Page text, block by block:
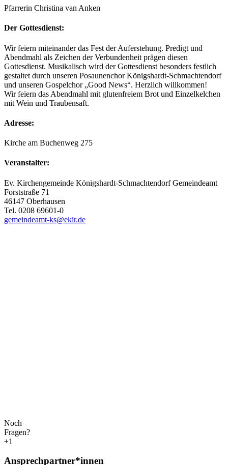
Pfarrerin Christina van Anken
Der Gottesdienst:
Wir feiern miteinander das Fest der Auferstehung. Predigt und
Abendmahl als Zeichen der Verbundenheit prägen diesen
Gottesdienst. Musikalisch wird der Gottesdienst besonders festlich
gestaltet durch unseren Posaunenchor Königshardt-Schmachtendorf
und unseren Gospelchor „Good News“. Herzlich willkommen!
Wir feiern das Abendmahl mit glutenfreiem Brot und Einzelkelchen
mit Wein und Traubensaft.
Adresse:
Kirche am Buchenweg 275
Veranstalter:
Ev. Kirchengemeinde Königshardt-Schmachtendorf Gemeindeamt
Forststraße 71
46147 Oberhausen
Tel. 0208 69601-0
gemeindeamt-ks@ekir.de
Noch
Fragen?
+1
Ansprechpartner*innen